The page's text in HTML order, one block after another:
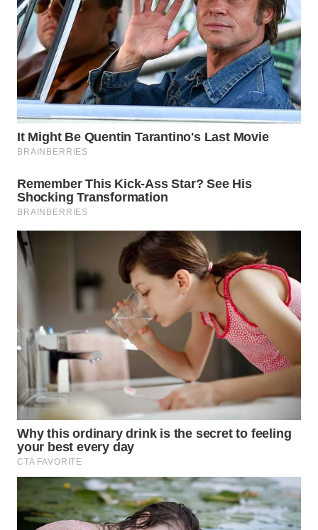
WN
PRIANGAN
TIMUR
WN
SEMARANG
WN
SOLO
WN
BOROBUDUR
WN
MADURA
WN
NATUNA
WN
BINTAN
WN
MANDALIKA
LIKUPANG